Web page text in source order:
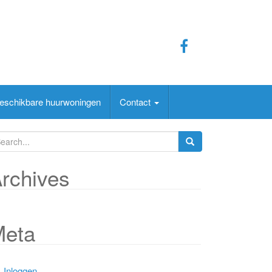
huurwoningen Contact